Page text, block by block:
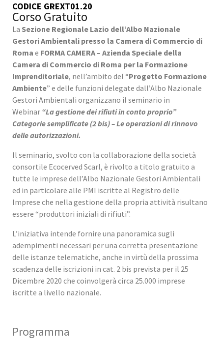
CODICE GREXT01.20
Corso Gratuito
La Sezione Regionale Lazio dell’Albo Nazionale
Gestori Ambientali presso la Camera di Commercio di
Roma e FORMA CAMERA – Azienda Speciale della
Camera di Commercio di Roma per la Formazione
Imprenditoriale, nell’ambito del “Progetto Formazione
Ambiente” e delle funzioni delegate dall’Albo Nazionale
Gestori Ambientali organizzano il seminario in
Webinar “La gestione dei rifiuti in conto proprio”
Categorie semplificate (2 bis) – Le operazioni di rinnovo
delle autorizzazioni.
Il seminario, svolto con la collaborazione della società
consortile Ecocerved Scarl, è rivolto a titolo gratuito a
tutte le imprese dell’Albo Nazionale Gestori Ambientali
ed in particolare alle PMI iscritte al Registro delle
Imprese che nella gestione della propria attività risultano
essere “produttori iniziali di rifiuti”.
L’iniziativa intende fornire una panoramica sugli
adempimenti necessari per una corretta presentazione
delle istanze telematiche, anche in virtù della prossima
scadenza delle iscrizioni in cat. 2 bis prevista per il 25
Dicembre 2020 che coinvolgerà circa 25.000 imprese
iscritte a livello nazionale.
Programma